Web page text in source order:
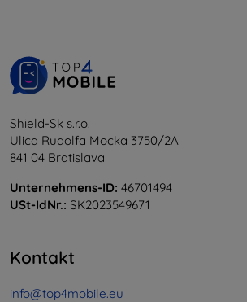
Shield-Sk s.r.o.
Ulica Rudolfa Mocka 3750/2A
841 04 Bratislava
Unternehmens-ID: 46701494
USt-IdNr.: SK2023549671
Kontakt
info@top4mobile.eu